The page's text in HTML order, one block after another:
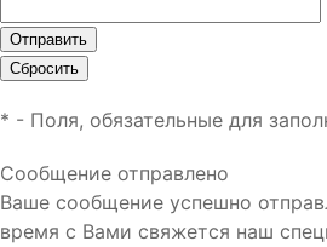
* - Поля, обязательные для
Сообщение отправлено
Ваше сообщение успешно
время с Вами свяжется наш